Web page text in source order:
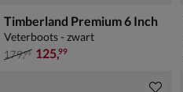
Timberland Premium 6 Inch
Veterboots - zwart
van € 179,99 voor € 125,99
179,99 125,99